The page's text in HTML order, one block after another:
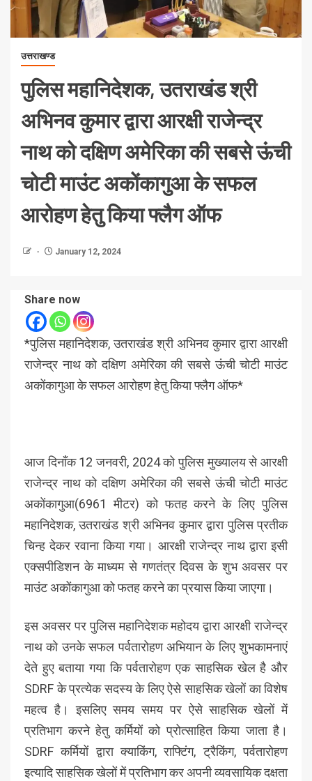
उत्तराखण्ड
पुलिस महानिदेशक, उतराखंड श्री
अभिनव कुमार द्वारा आरक्षी राजेन्द्र
नाथ को दक्षिण अमेरिका की सबसे ऊंची
चोटी माउंट अकोंकागुआ के सफल
आरोहण हेतु किया फ्लैग ऑफ
January 12, 2024
Share now
*पुलिस महानिदेशक, उतराखंड श्री अभिनव कुमार द्वारा आरक्षी
राजेन्द्र नाथ को दक्षिण अमेरिका की सबसे ऊंची चोटी माउंट
अकोंकागुआ के सफल आरोहण हेतु किया फ्लैग ऑफ*
आज दिनाँक 12 जनवरी, 2024 को पुलिस मुख्यालय से आरक्षी
राजेन्द्र नाथ को दक्षिण अमेरिका की सबसे ऊंची चोटी माउंट
अकोंकागुआ(6961 मीटर) को फतह करने के लिए पुलिस
महानिदेशक, उतराखंड श्री अभिनव कुमार द्वारा पुलिस प्रतीक
चिन्ह देकर रवाना किया गया। आरक्षी राजेन्द्र नाथ द्वारा इसी
एक्सपीडिशन के माध्यम से गणतंत्र दिवस के शुभ अवसर पर
माउंट अकोंकागुआ को फतह करने का प्रयास किया जाएगा।
इस अवसर पर पुलिस महानिदेशक महोदय द्वारा आरक्षी राजेन्द्र
नाथ को उनके सफल पर्वतारोहण अभियान के लिए शुभकामनाएं
देते हुए बताया गया कि पर्वतारोहण एक साहसिक खेल है और
SDRF के प्रत्येक सदस्य के लिए ऐसे साहसिक खेलों का विशेष
महत्व है। इसलिए समय समय पर ऐसे साहसिक खेलों में
प्रतिभाग करने हेतु कर्मियों को प्रोत्साहित किया जाता है।
SDRF कर्मियों द्वारा क्याकिंग, राफ्टिंग, ट्रैकिंग, पर्वतारोहण
इत्यादि साहसिक खेलों में प्रतिभाग कर अपनी व्यवसायिक दक्षता